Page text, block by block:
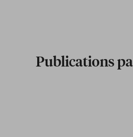
Publications